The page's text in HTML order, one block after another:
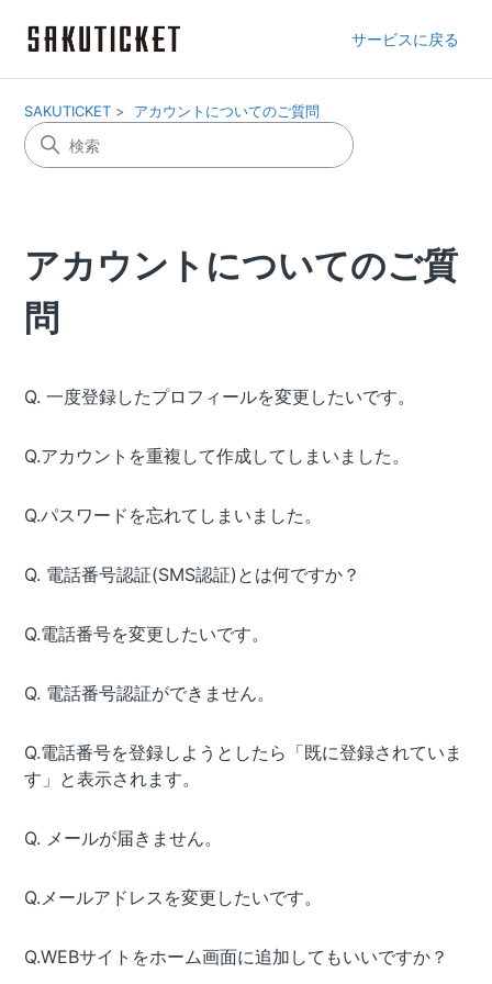
サービスに戻る
SAKUTICKET アカウントについてのご質問
アカウントについてのご質
問
Q. 一度登録したプロフィールを変更したいです。
Q.アカウントを重複して作成してしまいました。
Q.パスワードを忘れてしまいました。
Q. 電話番号認証(SMS認証)とは何ですか？
Q.電話番号を変更したいです。
Q. 電話番号認証ができません。
Q.電話番号を登録しようとしたら「既に登録されていま
す」と表示されます。
Q. メールが届きません。
Q.メールアドレスを変更したいです。
Q.WEBサイトをホーム画面に追加してもいいですか？